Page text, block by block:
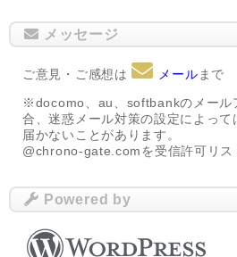
メッセージ
ご意見・ご感想は メールまで
※docomo、au、softbankのメール
合、迷惑メール対策の設定によっ
届かないことがあります。
@chrono-gate.comを受信許可リス
Powered by